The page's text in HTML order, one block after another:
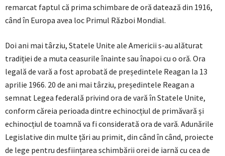
remarcat faptul că prima schimbare de oră datează din 1916,
când în Europa avea loc Primul Război Mondial.
Doi ani mai târziu, Statele Unite ale Americii s-au alăturat
tradiției de a muta ceasurile înainte sau înapoi cu o oră. Ora
legală de vară a fost aprobată de președintele Reagan la 13
aprilie 1966. 20 de ani mai târziu, președintele Reagan a
semnat Legea federală privind ora de vară în Statele Unite,
conform căreia perioada dintre echinocțiul de primăvară și
echinocțiul de toamnă va fi considerată ora de vară. Adunările
Legislative din multe țări au primit, din când în când, proiecte
de lege pentru desființarea schimbării orei de iarnă cu cea de